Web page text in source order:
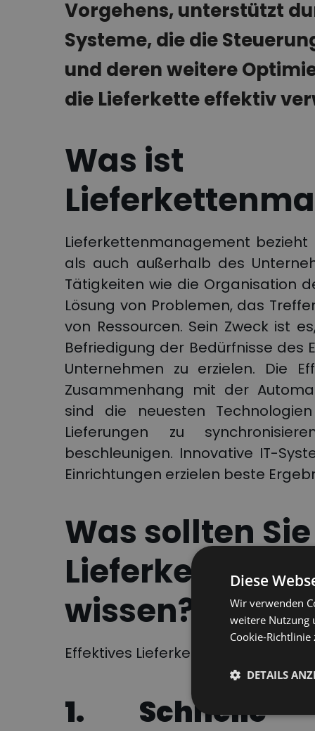
Vorgehens, unterstützt
Systeme, die die
und deren weitere
die Lieferkette effektiv
Was ist
Lieferkettenmanagement
als auch außerhalb des
Tätigkeiten wie die Organisation
Lösung von Problemen, das
von Ressourcen. Sein Zweck ist
Befriedigung der Bedürfnisse
Unternehmen zu erzielen. Die
Zusammenhang mit der
sind die neuesten
Lieferungen zu
beschleunigen. Innovative IT-
Einrichtungen erzielen beste
Was sollten
wissen?
Effektives
1. Schnelle
Diese
Wir verwenden
weitere Nutzung
Cookie-Richtlinie
DETAILS